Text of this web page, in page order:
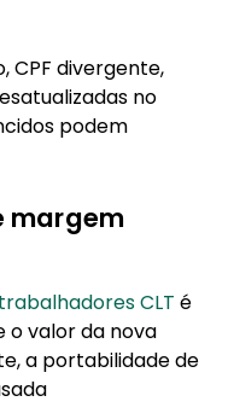
CPF divergente,
no
podem
margem
CLT é
o valor da nova
a portabilidade de